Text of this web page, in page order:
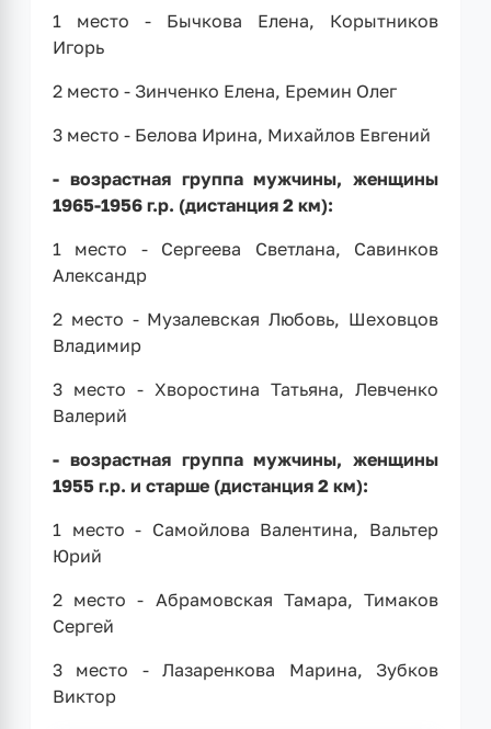
1 место - Бычкова Елена, Корытников
Игорь
2 место - Зинченко Елена, Еремин Олег
3 место - Белова Ирина, Михайлов Евгений
- возрастная группа мужчины, женщины
1965-1956 г.р. (дистанция 2 км):
1 место - Сергеева Светлана, Савинков
Александр
2 место - Музалевская Любовь, Шеховцов
Владимир
3 место - Хворостина Татьяна, Левченко
Валерий
- возрастная группа мужчины, женщины
1955 г.р. и старше (дистанция 2 км):
1 место - Самойлова Валентина, Вальтер
Юрий
2 место - Абрамовская Тамара, Тимаков
Сергей
3 место - Лазаренкова Марина, Зубков
Виктор